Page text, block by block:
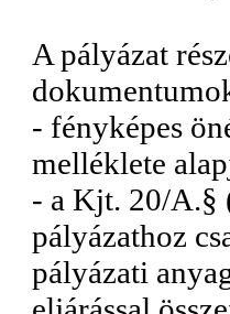
A pályázat
- fényképes
melléklete
- a Kjt. 20/A.§
pályázathoz
pályázati